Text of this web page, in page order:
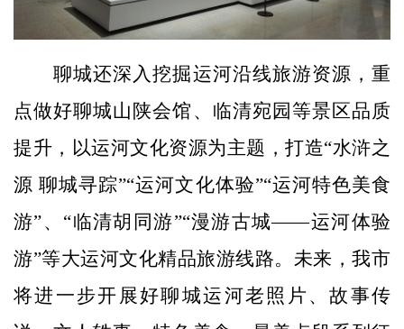
聊城还深入挖掘运河沿线旅游资源，重
点做好聊城山陕会馆、临清宛园等景区品质
提升，以运河文化资源为主题，打造“水浒之
源 聊城寻踪”“运河文化体验”“运河特色美食
游”、“临清胡同游”“漫游古城——运河体验
游”等大运河文化精品旅游线路。未来，我市
将进一步开展好聊城运河老照片、故事传